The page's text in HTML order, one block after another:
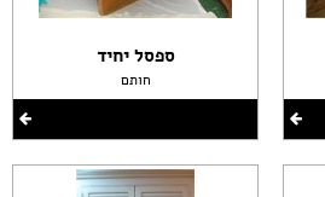
ספסל יחיד
חותם